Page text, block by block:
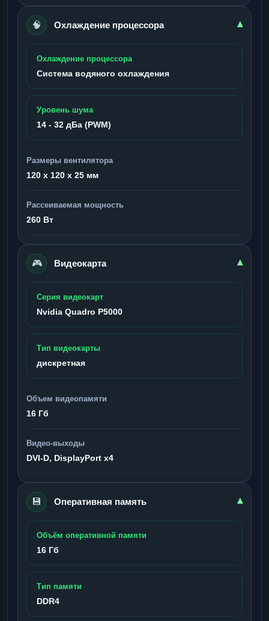
🧠 Охлаждение процессора ▾
Охлаждение процессора
Система водяного охлаждения
Уровень шума
14 - 32 дБа (PWM)
Размеры вентилятора
120 x 120 x 25 мм
Рассеиваемая мощность
260 Вт
🎮 Видеокарта ▾
Серия видеокарт
Nvidia Quadro P5000
Тип видеокарты
дискретная
Объем видеопамяти
16 Гб
Видео-выходы
DVI-D, DisplayPort x4
💾 Оперативная память ▾
Объём оперативной памяти
16 Гб
Тип памяти
DDR4